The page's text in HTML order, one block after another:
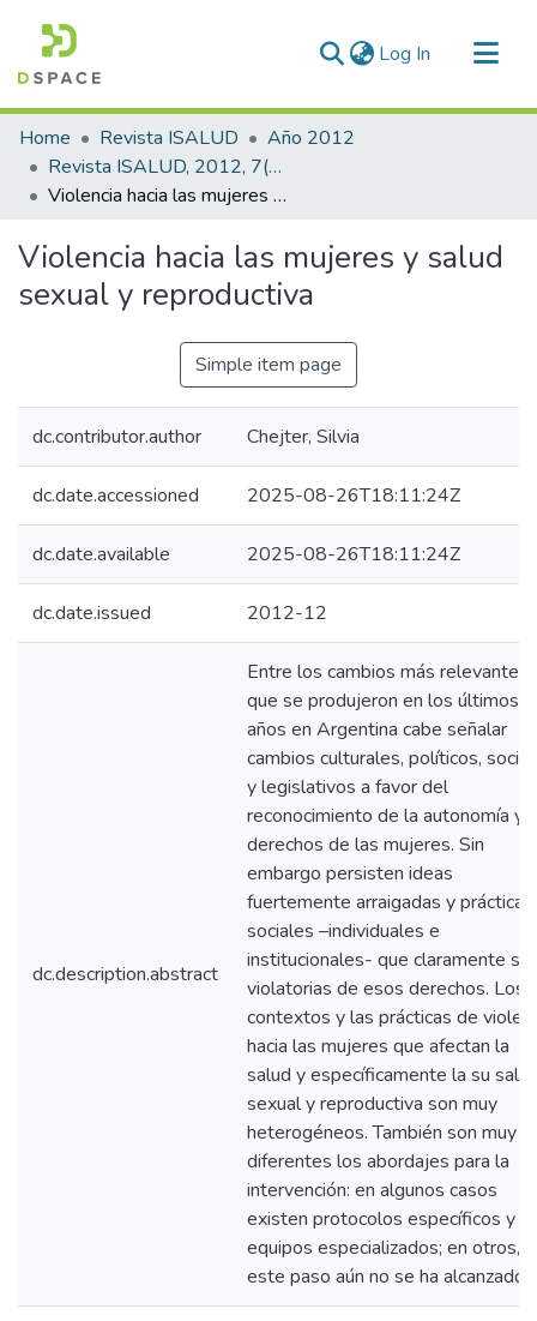
Log In (current)
Communities & Collections
All of DSpace
Statistics
Home Revista ISALUD
Año 2012
Revista ISALUD, 2012, 7(35)
Violencia hacia las mujeres y salud sexual y reproductiva
Violencia hacia las mujeres y salud
sexual y reproductiva
Simple item page
dc.contributor.author Chejter, Silvia
dc.date.accessioned 2025-08-26T18:11:24Z
dc.date.available 2025-08-26T18:11:24Z
dc.date.issued 2012-12
dc.description.abstract
Entre los cambios más relevantes
que se produjeron en los últimos
años en Argentina cabe señalar
cambios culturales, políticos,
y legislativos a favor del
reconocimiento de la autonomía y
derechos de las mujeres. Sin
embargo persisten ideas
fuertemente arraigadas y prácticas
sociales –individuales e
institucionales- que claramente
violatorias de esos derechos. Los
contextos y las prácticas de
hacia las mujeres que afectan la
salud y específicamente la su
sexual y reproductiva son muy
heterogéneos. También son muy
diferentes los abordajes para la
intervención: en algunos casos
existen protocolos específicos y
equipos especializados; en otros,
este paso aún no se ha alcanzado.